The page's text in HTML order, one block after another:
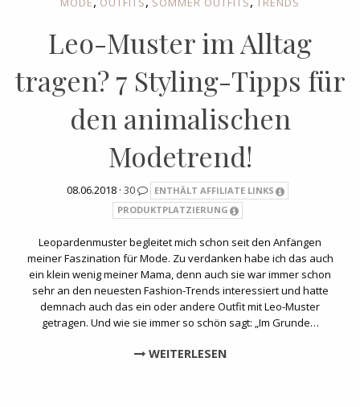
Leo-Muster im Alltag
tragen? 7 Styling-Tipps für
den animalischen
Modetrend!
08.06.2018 · 30
ENTHÄLT AFFILIATE LINKS
PRODUKTPLATZIERUNG
Leopardenmuster begleitet mich schon seit den Anfängen
meiner Faszination für Mode. Zu verdanken habe ich das auch
ein klein wenig meiner Mama, denn auch sie war immer schon
sehr an den neuesten Fashion-Trends interessiert und hatte
demnach auch das ein oder andere Outfit mit Leo-Muster
getragen. Und wie sie immer so schön sagt: „Im Grunde…
WEITERLESEN